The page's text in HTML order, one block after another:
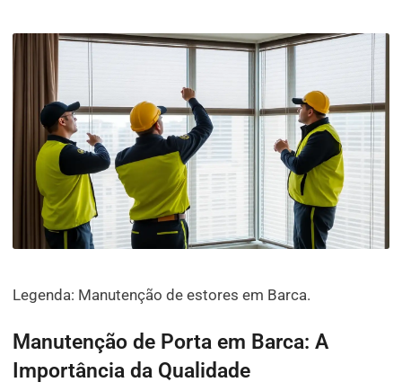
Legenda: Manutenção de estores em Barca.
Manutenção de Porta em Barca: A
Importância da Qualidade